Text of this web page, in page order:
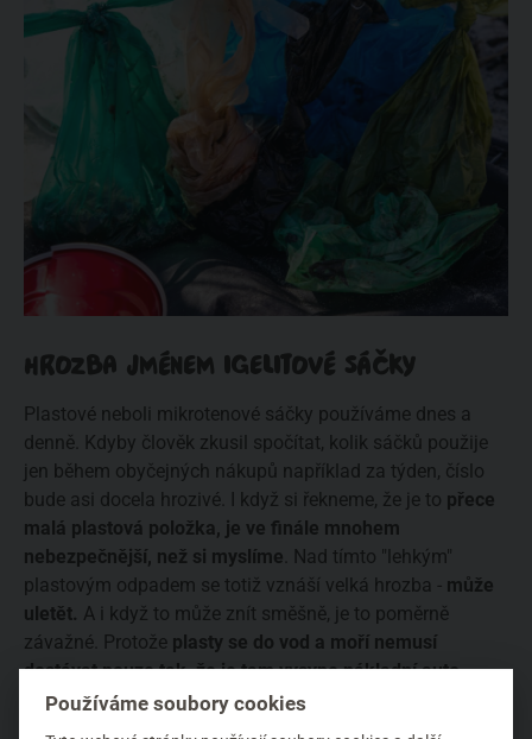
HROZBA JMÉNEM IGELITOVÉ SÁČKY
Plastové neboli mikrotenové sáčky používáme dnes a
denně. Kdyby člověk zkusil spočítat, kolik sáčků použije
jen během obyčejných nákupů například za týden, číslo
bude asi docela hrozivé. I když si řekneme, že je to přece
malá plastová položka, je ve finále mnohem
nebezpečnější, než si myslíme . Nad tímto "lehkým"
plastovým odpadem se totiž vznáší velká hrozba - může
uletět. A i když to může znít směšně, je to poměrně
závažné. Protože plasty se do vod a moří nemusí
dostávat pouze tak, že je tam vysype nákladní auto.
Stává se totiž i to, že igelitové tašky, sáčky a další
obaly a odpadky prostě odletí a vítr nebo déšť je
Používáme soubory cookies